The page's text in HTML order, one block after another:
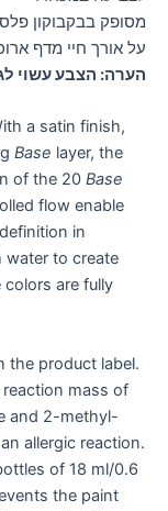
מסופק בבקבוקון
על אורך חיי מדף
הערה: הצבע עשוי
a satin finish,
Base layer, the
of the 20 Base
flow enable
in
water to create
are fully
the product label.
mass of
and 2-methyl-
allergic reaction.
of 18 ml/0.6
the paint